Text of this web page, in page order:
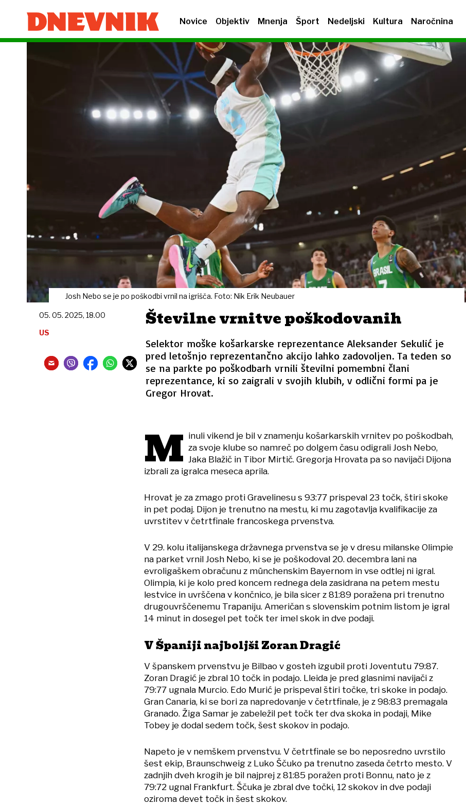
Novice Objektiv Mnenja Šport Nedeljski Kultura Naročnina
Josh Nebo se je po poškodbi vrnil na igrišča. Foto: Nik Erik Neubauer
Številne vrnitve poškodovanih
Selektor moške košarkarske reprezentance Aleksander Sekulić je
pred letošnjo reprezentančno akcijo lahko zadovoljen. Ta teden so
se na parkte po poškodbarh vrnili številni pomembni člani
reprezentance, ki so zaigrali v svojih klubih, v odlični formi pa je
Gregor Hrovat.
05. 05. 2025, 18.00
US
M inuli vikend je bil v znamenju košarkarskih vrnitev po poškodbah,
za svoje klube so namreč po dolgem času odigrali Josh Nebo,
Jaka Blažič in Tibor Mirtič. Gregorja Hrovata pa so navijači Dijona
izbrali za igralca meseca aprila.
Hrovat je za zmago proti Gravelinesu s 93:77 prispeval 23 točk, štiri skoke
in pet podaj. Dijon je trenutno na mestu, ki mu zagotavlja kvalifikacije za
uvrstitev v četrtfinale francoskega prvenstva.
V 29. kolu italijanskega državnega prvenstva se je v dresu milanske Olimpie
na parket vrnil Josh Nebo, ki se je poškodoval 20. decembra lani na
evroligaškem obračunu z münchenskim Bayernom in vse odtlej ni igral.
Olimpia, ki je kolo pred koncem rednega dela zasidrana na petem mestu
lestvice in uvrščena v končnico, je bila sicer z 81:89 poražena pri trenutno
drugouvrščenemu Trapaniju. Američan s slovenskim potnim listom je igral
14 minut in dosegel pet točk ter imel skok in dve podaji.
V Španiji najboljši Zoran Dragić
V španskem prvenstvu je Bilbao v gosteh izgubil proti Joventutu 79:87.
Zoran Dragić je zbral 10 točk in podajo. Lleida je pred glasnimi navijači z
79:77 ugnala Murcio. Edo Murić je prispeval štiri točke, tri skoke in podajo.
Gran Canaria, ki se bori za napredovanje v četrtfinale, je z 98:83 premagala
Granado. Žiga Samar je zabeležil pet točk ter dva skoka in podaji, Mike
Tobey je dodal sedem točk, šest skokov in podajo.
Napeto je v nemškem prvenstvu. V četrtfinale se bo neposredno uvrstilo
šest ekip, Braunschweig z Luko Ščuko pa trenutno zaseda četrto mesto. V
zadnjih dveh krogih je bil najprej z 81:85 poražen proti Bonnu, nato je z
79:72 ugnal Frankfurt. Ščuka je zbral dve točki, 12 skokov in dve podaji
oziroma devet točk in šest skokov.